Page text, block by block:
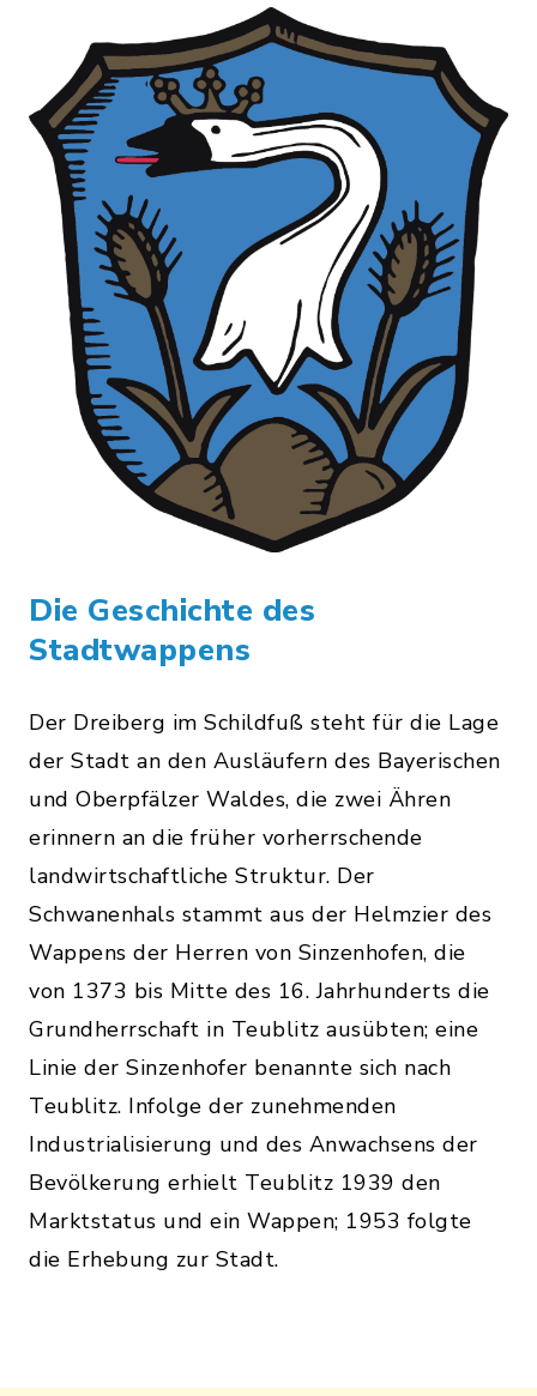
Die Geschichte des
Stadtwappens
Der Dreiberg im Schildfuß steht für die Lage
der Stadt an den Ausläufern des Bayerischen
und Oberpfälzer Waldes, die zwei Ähren
erinnern an die früher vorherrschende
landwirtschaftliche Struktur. Der
Schwanenhals stammt aus der Helmzier des
Wappens der Herren von Sinzenhofen, die
von 1373 bis Mitte des 16. Jahrhunderts die
Grundherrschaft in Teublitz ausübten; eine
Linie der Sinzenhofer benannte sich nach
Teublitz. Infolge der zunehmenden
Industrialisierung und des Anwachsens der
Bevölkerung erhielt Teublitz 1939 den
Marktstatus und ein Wappen; 1953 folgte
die Erhebung zur Stadt.